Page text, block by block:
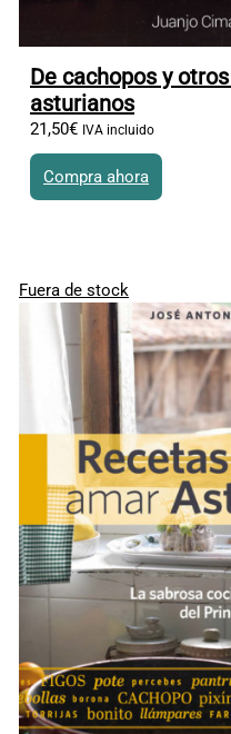
De cachopos y
asturianos
21,50€ IVA incluido
Compra ahora
Fuera de stock